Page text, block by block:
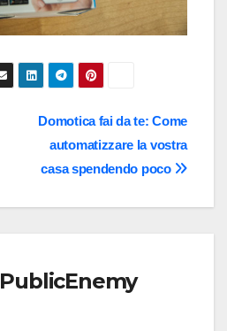
Domotica fai da te: Come
automatizzare la vostra
casa spendendo poco
PublicEnemy